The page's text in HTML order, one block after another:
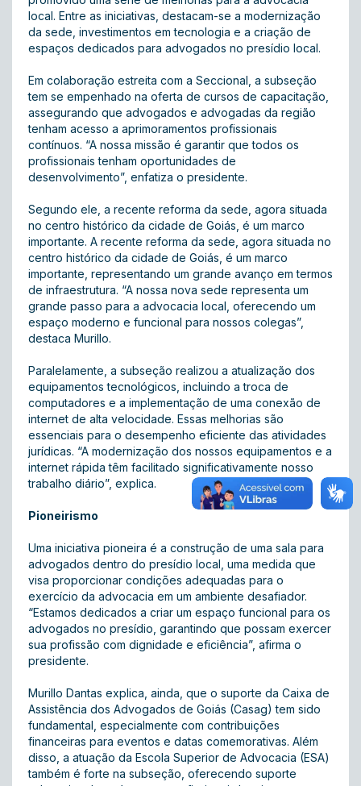
local. Entre as iniciativas, destacam-se a modernização
da sede, investimentos em tecnologia e a criação de
espaços dedicados para advogados no presídio local.
Em colaboração estreita com a Seccional, a subseção
tem se empenhado na oferta de cursos de capacitação,
assegurando que advogados e advogadas da região
tenham acesso a aprimoramentos profissionais
contínuos. “A nossa missão é garantir que todos os
profissionais tenham oportunidades de
desenvolvimento”, enfatiza o presidente.
Segundo ele, a recente reforma da sede, agora situada
no centro histórico da cidade de Goiás, é um marco
importante. A recente reforma da sede, agora situada no
centro histórico da cidade de Goiás, é um marco
importante, representando um grande avanço em termos
de infraestrutura. “A nossa nova sede representa um
grande passo para a advocacia local, oferecendo um
espaço moderno e funcional para nossos colegas”,
destaca Murillo.
Paralelamente, a subseção realizou a atualização dos
equipamentos tecnológicos, incluindo a troca de
computadores e a implementação de uma conexão de
internet de alta velocidade. Essas melhorias são
essenciais para o desempenho eficiente das atividades
jurídicas. “A modernização dos nossos equipamentos e a
internet rápida têm facilitado significativamente nosso
trabalho diário”, explica.
Pioneirismo
Uma iniciativa pioneira é a construção de uma sala para
advogados dentro do presídio local, uma medida que
visa proporcionar condições adequadas para o
exercício da advocacia em um ambiente desafiador.
“Estamos dedicados a criar um espaço funcional para os
advogados no presídio, garantindo que possam exercer
sua profissão com dignidade e eficiência”, afirma o
presidente.
Murillo Dantas explica, ainda, que o suporte da Caixa de
Assistência dos Advogados de Goiás (Casag) tem sido
fundamental, especialmente com contribuições
financeiras para eventos e datas comemorativas. Além
disso, a atuação da Escola Superior de Advocacia (ESA)
também é forte na subseção, oferecendo suporte